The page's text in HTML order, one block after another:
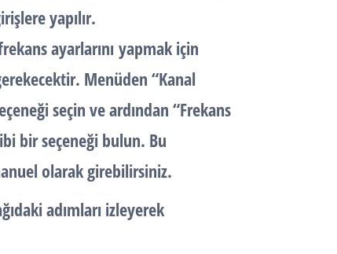
yapılır.
ayarlarını yapmak için
Menüden “Kanal
seçin ve ardından “Frekans
bir seçeneği bulun. Bu
olarak girebilirsiniz.
adımları izleyerek